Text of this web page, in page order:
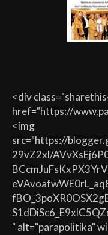
<div
href="https://
<img
src="https://
29vZ2xl/
" alt="parapolitika"